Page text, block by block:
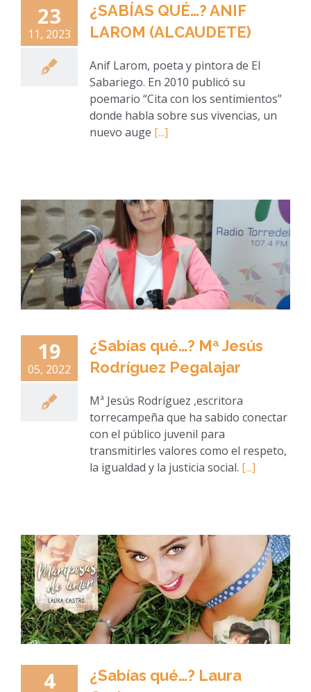
23
11, 2023
¿SABÍAS QUÉ…? ANIF
LAROM (ALCAUDETE)
Anif Larom, poeta y pintora de El
Sabariego. En 2010 publicó su
poemario “Cita con los sentimientos”
donde habla sobre sus vivencias, un
nuevo auge [...]
19
05, 2022
¿Sabías qué…? Mª Jesús
Rodríguez Pegalajar
Mª Jesús Rodríguez ,escritora
torrecampeña que ha sabido conectar
con el público juvenil para
transmitirles valores como el respeto,
la igualdad y la justicia social. [...]
4
¿Sabías qué…? Laura